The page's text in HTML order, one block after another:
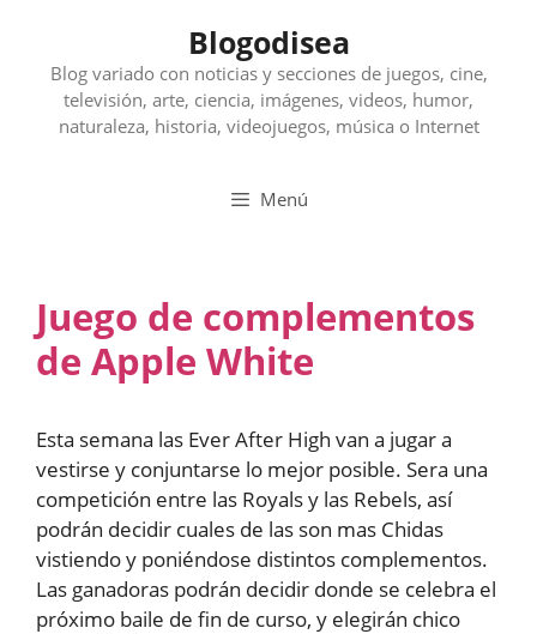
contenido
Blogodisea
Blog variado con noticias y secciones de juegos, cine,
televisión, arte, ciencia, imágenes, videos, humor,
naturaleza, historia, videojuegos, música o Internet
Menú
Juego de complementos
de Apple White
Esta semana las Ever After High van a jugar a
vestirse y conjuntarse lo mejor posible. Sera una
competición entre las Royals y las Rebels, así
podrán decidir cuales de las son mas Chidas
vistiendo y poniéndose distintos complementos.
Las ganadoras podrán decidir donde se celebra el
próximo baile de fin de curso, y elegirán chico